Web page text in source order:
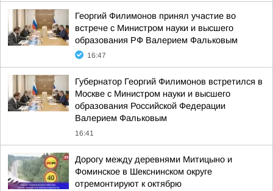
Георгий Филимонов принял участие во
встрече с Министром науки и высшего
образования РФ Валерием Фальковым
16:47
Губернатор Георгий Филимонов встретился в
Москве с Министром науки и высшего
образования Российской Федерации
Валерием Фальковым
16:41
Дорогу между деревнями Митицыно и
Фоминское в Шекснинском округе
отремонтируют к октябрю